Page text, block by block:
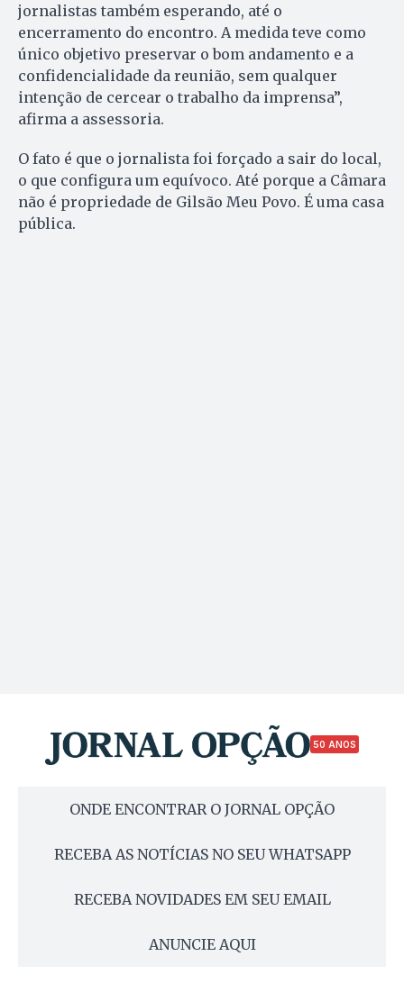
jornalistas também esperando, até o
encerramento do encontro. A medida teve como
único objetivo preservar o bom andamento e a
confidencialidade da reunião, sem qualquer
intenção de cercear o trabalho da imprensa”,
afirma a assessoria.
O fato é que o jornalista foi forçado a sair do local,
o que configura um equívoco. Até porque a Câmara
não é propriedade de Gilsão Meu Povo. É uma casa
pública.
50 ANOS
ONDE ENCONTRAR O JORNAL OPÇÃO
RECEBA AS NOTÍCIAS NO SEU WHATSAPP
RECEBA NOVIDADES EM SEU EMAIL
ANUNCIE AQUI